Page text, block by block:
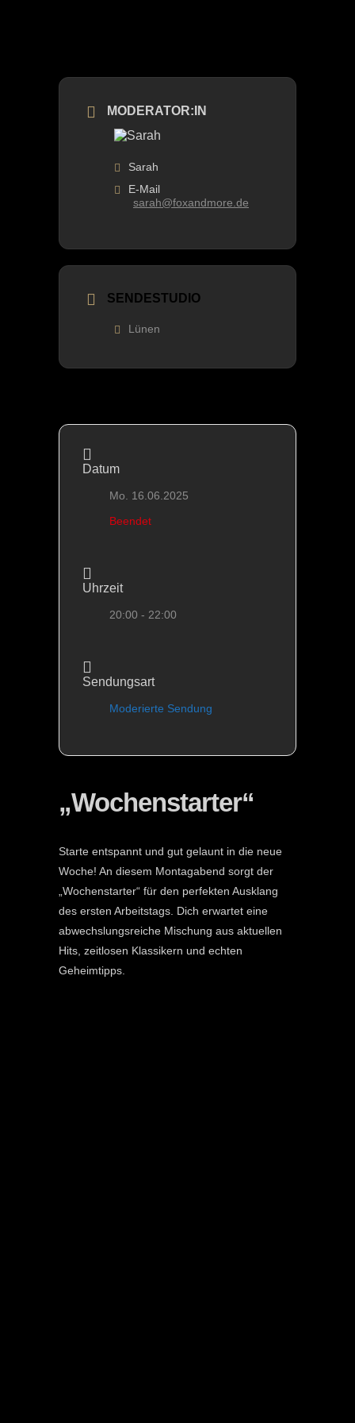
MODERATOR:IN
Sarah
E-Mail
sarah@foxandmore.de
SENDESTUDIO
Lünen
Datum
Mo. 16.06.2025
Beendet
Uhrzeit
20:00 - 22:00
Sendungsart
Moderierte Sendung
„Wochenstarter“
Starte entspannt und gut gelaunt in die neue
Woche! An diesem Montagabend sorgt der
„Wochenstarter“ für den perfekten Ausklang
des ersten Arbeitstags. Dich erwartet eine
abwechslungsreiche Mischung aus aktuellen
Hits, zeitlosen Klassikern und echten
Geheimtipps.